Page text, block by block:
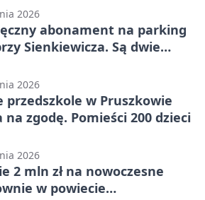
2026
abonament na parking
Sienkiewicza. Są dwie
2026
przedszkole w Pruszkowie
na zgodę. Pomieści 200 dzieci
2026
2 mln zł na nowoczesne
w powiecie